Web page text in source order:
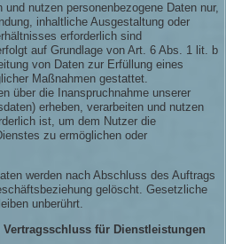
und nutzen personenbezogene Daten nur,
inhaltliche Ausgestaltung oder
erforderlich sind
auf Grundlage von Art. 6 Abs. 1 lit. b
von Daten zur Erfüllung eines
Maßnahmen gestattet.
über die Inanspruchnahme unserer
erheben, verarbeiten und nutzen
ist, um dem Nutzer die
zu ermöglichen oder
werden nach Abschluss des Auftrags
gelöscht. Gesetzliche
unberührt.
für Dienstleistungen